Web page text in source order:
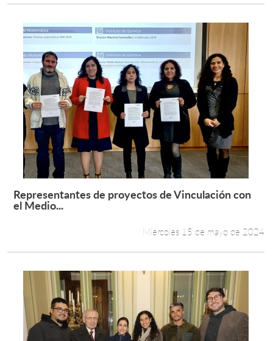
Leer más +
Representantes de proyectos de Vinculación con
el Medio...
Miércoles 15 de mayo de 2024